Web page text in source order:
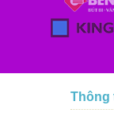
Thông